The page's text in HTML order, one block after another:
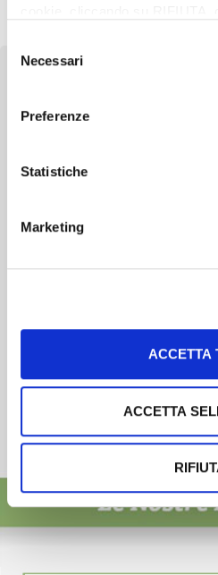
desideri accettare e cliccando
delNecessari
Preferenze
Statistiche
Marketing
ACCETTA
ACCETTA
Scopri un servizio d'informazione di